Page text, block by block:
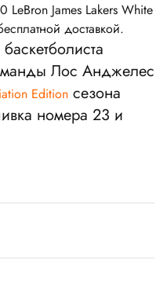
LeBron James Lakers White
доставкой.
Лос Анджелес
Edition сезона
номера 23 и